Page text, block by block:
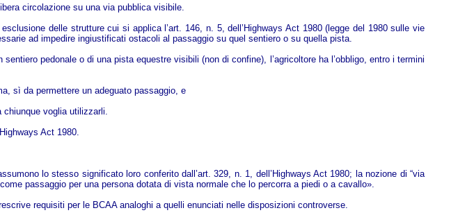
circolazione su una via pubblica visibile.
delle strutture cui si applica l’art. 146, n. 5, dell’Highways Act 1980 (legge del 1980 sulle vie
ad impedire ingiustificati ostacoli al passaggio su quel sentiero o su quella pista.
pedonale o di una pista equestre visibili (non di confine), l’agricoltore ha l’obbligo, entro i termini
sì da permettere un adeguato passaggio, e
chiunque voglia utilizzarli.
Act 1980.
lo stesso significato loro conferito dall’art. 329, n. 1, dell’Highways Act 1980; la nozione di “via
passaggio per una persona dotata di vista normale che lo percorra a piedi o a cavallo».
requisiti per le BCAA analoghi a quelli enunciati nelle disposizioni controverse.